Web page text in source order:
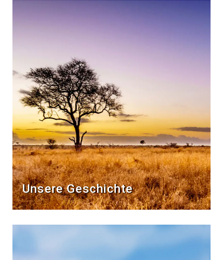
Unsere Geschichte